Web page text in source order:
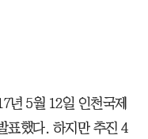
년 5월 12일 인천국제
표했다. 하지만 추진 4